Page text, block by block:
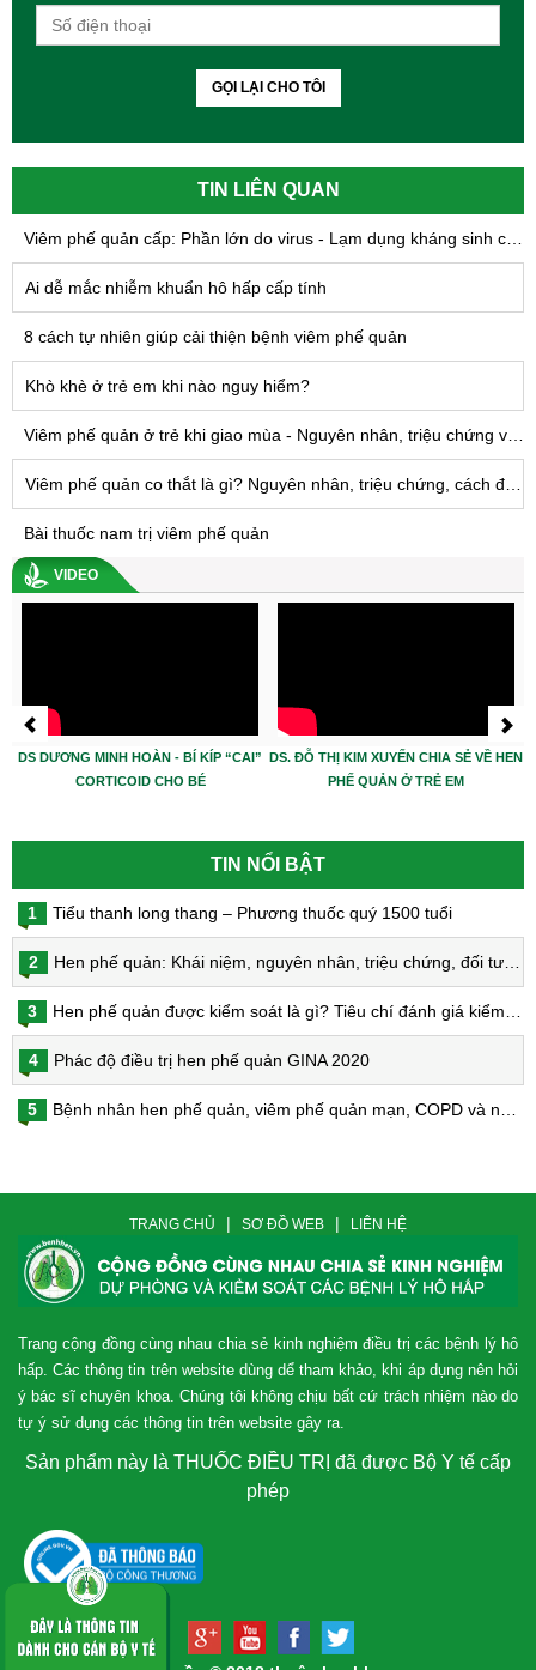
GỌI LẠI CHO TÔI
TIN LIÊN QUAN
Ai dễ mắc nhiễm khuẩn hô hấp cấp tính
8 cách tự nhiên giúp cải thiện bệnh viêm phế quản
Khò khè ở trẻ em khi nào nguy hiểm?
Bài thuốc nam trị viêm phế quản
VIDEO
DS DƯƠNG MINH HOÀN - BÍ KÍP “CAI”
CORTICOID CHO BÉ
DS. ĐỖ THỊ KIM XUYẾN CHIA SẺ VỀ HEN
PHẾ QUẢN Ở TRẺ EM
TIN NỔI BẬT
1 Tiểu thanh long thang – Phương thuốc quý 1500 tuổi
2 Hen phế quản: Khái niệm, nguyên nhân, triệu chứng, đối tượng nguy cơ, phòng bệnh, chẩn đoán và điều trị hen phế quản
3 Hen phế quản được kiểm soát là gì? Tiêu chí đánh giá kiểm soát hen
4 Phác độ điều trị hen phế quản GINA 2020
5 Bệnh nhân hen phế quản, viêm phế quản mạn, COPD và nguy cơ nhiễm virus Corona
TRANG CHỦ | SƠ ĐỒ WEB | LIÊN HỆ
Trang cộng đồng cùng nhau chia sẻ kinh nghiệm điều trị các bệnh lý hô
hấp. Các thông tin trên website dùng dể tham khảo, khi áp dụng nên hỏi
ý bác sĩ chuyên khoa. Chúng tôi không chịu bất cứ trách nhiệm nào do
tự ý sử dụng các thông tin trên website gây ra.
Sản phẩm này là THUỐC ĐIỀU TRỊ đã được Bộ Y tế cấp
phép